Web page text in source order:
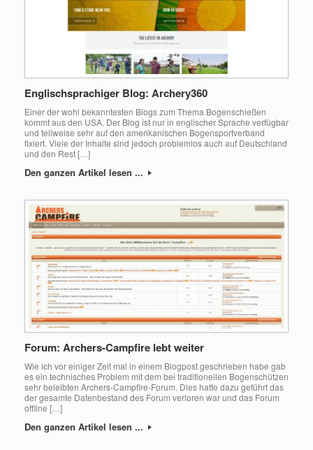
Englischsprachiger Blog: Archery360
Einer der wohl bekanntesten Blogs zum Thema Bogenschießen
kommt aus den USA. Der Blog ist nur in englischer Sprache verfügbar
und teilweise sehr auf den amerikanischen Bogensportverband
fixiert. Viele der Inhalte sind jedoch problemlos auch auf Deutschland
und den Rest […]
Den ganzen Artikel lesen ...
Forum: Archers-Campfire lebt weiter
Wie ich vor einiger Zeit mal in einem Blogpost geschrieben habe gab
es ein technisches Problem mit dem bei traditionellen Bogenschützen
sehr beleibten Archers-Campfire-Forum. Dies hatte dazu geführt das
der gesamte Datenbestand des Forum verloren war und das Forum
offline […]
Den ganzen Artikel lesen ...